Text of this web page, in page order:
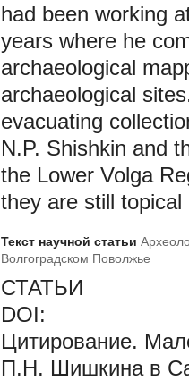
had been working
years where he
archaeological
archaeological
evacuating
N.P. Shishkin and
the Lower Volga
they are still
Текст научной статьи
Волгоградском Поволжье
СТАТЬИ
DOI:
Цитирование.
П.Н. Шишкина в